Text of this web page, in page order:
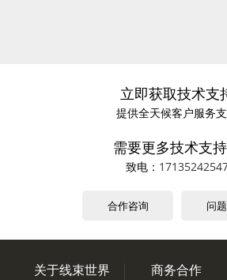
立即获取技术支
提供全天候客户服务
需要更多技术支持
致电：
合作咨询 问
关于线束世界 商务合作